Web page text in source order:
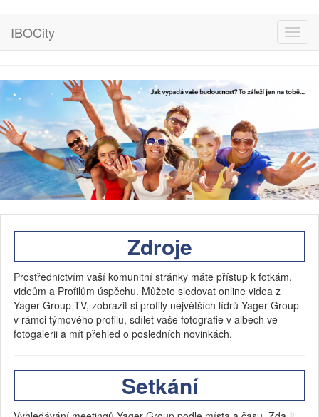
IBOCity
Zdroje
Prostřednictvím vaší komunitní stránky máte přístup k fotkám,
videům a Profilům úspěchu. Můžete sledovat online videa z
Yager Group TV, zobrazit si profily největších lídrů Yager Group
v rámci týmového profilu, sdílet vaše fotografie v albech ve
fotogalerii a mít přehled o posledních novinkách.
Setkání